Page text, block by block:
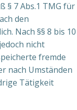
§ 7 Abs.1 TMG für
den
Nach §§ 8 bis 10
nicht
fremde
nach Umständen
Tätigkeit